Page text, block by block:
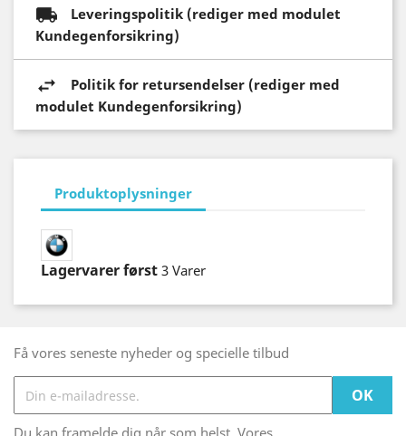
Leveringspolitik (rediger med modulet
Kundegenforsikring)
Politik for retursendelser (rediger med
modulet Kundegenforsikring)
Produktoplysninger
Lagervarer først 3 Varer
Få vores seneste nyheder og specielle tilbud
Du kan framelde dig når som helst. Vores